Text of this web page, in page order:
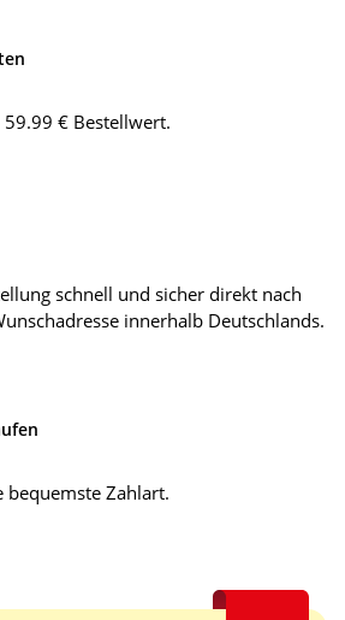
€ Bestellwert.
schnell und sicher direkt nach
innerhalb Deutschlands.
bequemste Zahlart.